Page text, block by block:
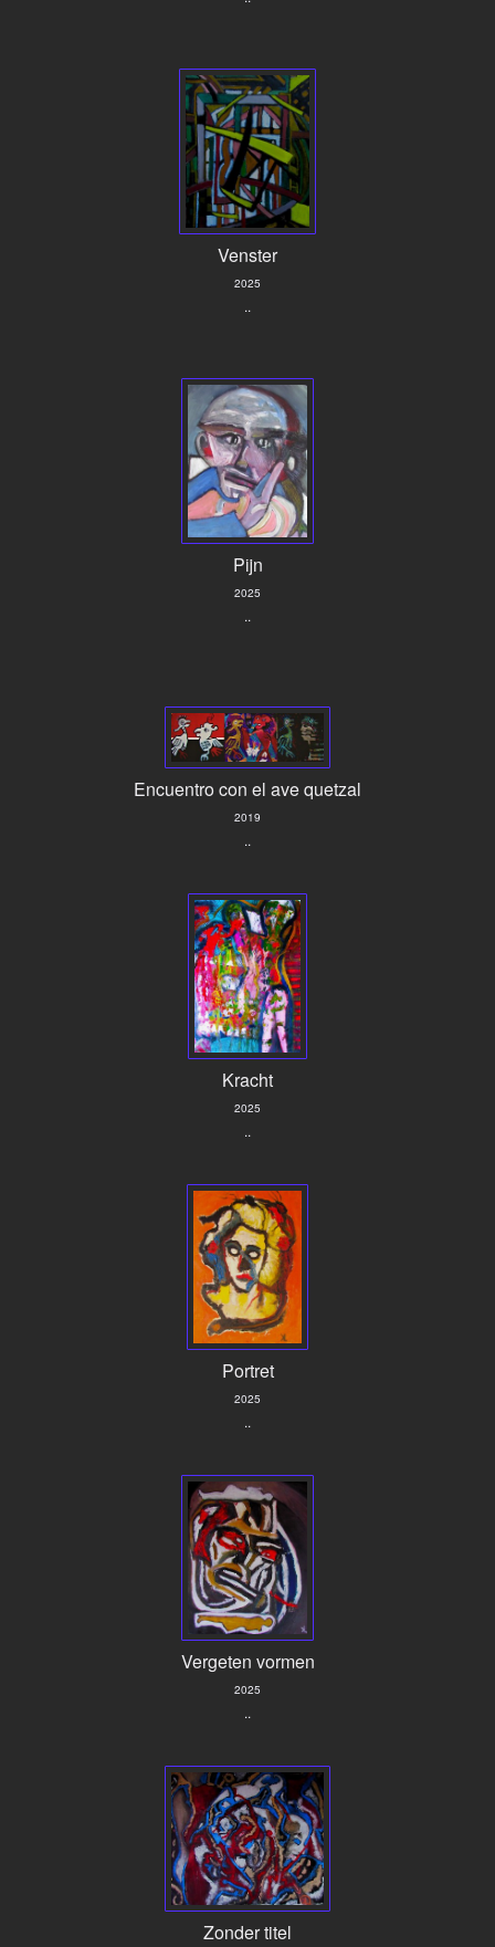
Venster
2025
..
Pijn
2025
..
Encuentro con el ave quetzal
2019
..
Kracht
2025
..
Portret
2025
..
Vergeten vormen
2025
..
Zonder titel